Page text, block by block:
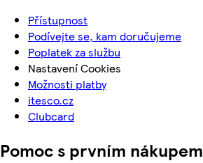
Přístupnost
Podívejte se, kam doručujeme
Poplatek za službu
Nastavení Cookies
Možnosti platby
itesco.cz
Clubcard
Pomoc s prvním nákupem